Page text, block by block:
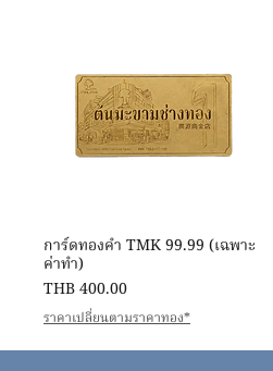
快速瀏覽
การ์ดทองคำ TMK 99.99 (เฉพาะ
ค่าทำ)
價格
THB 400.00
ราคาเปลี่ยนตามราคาทอง*